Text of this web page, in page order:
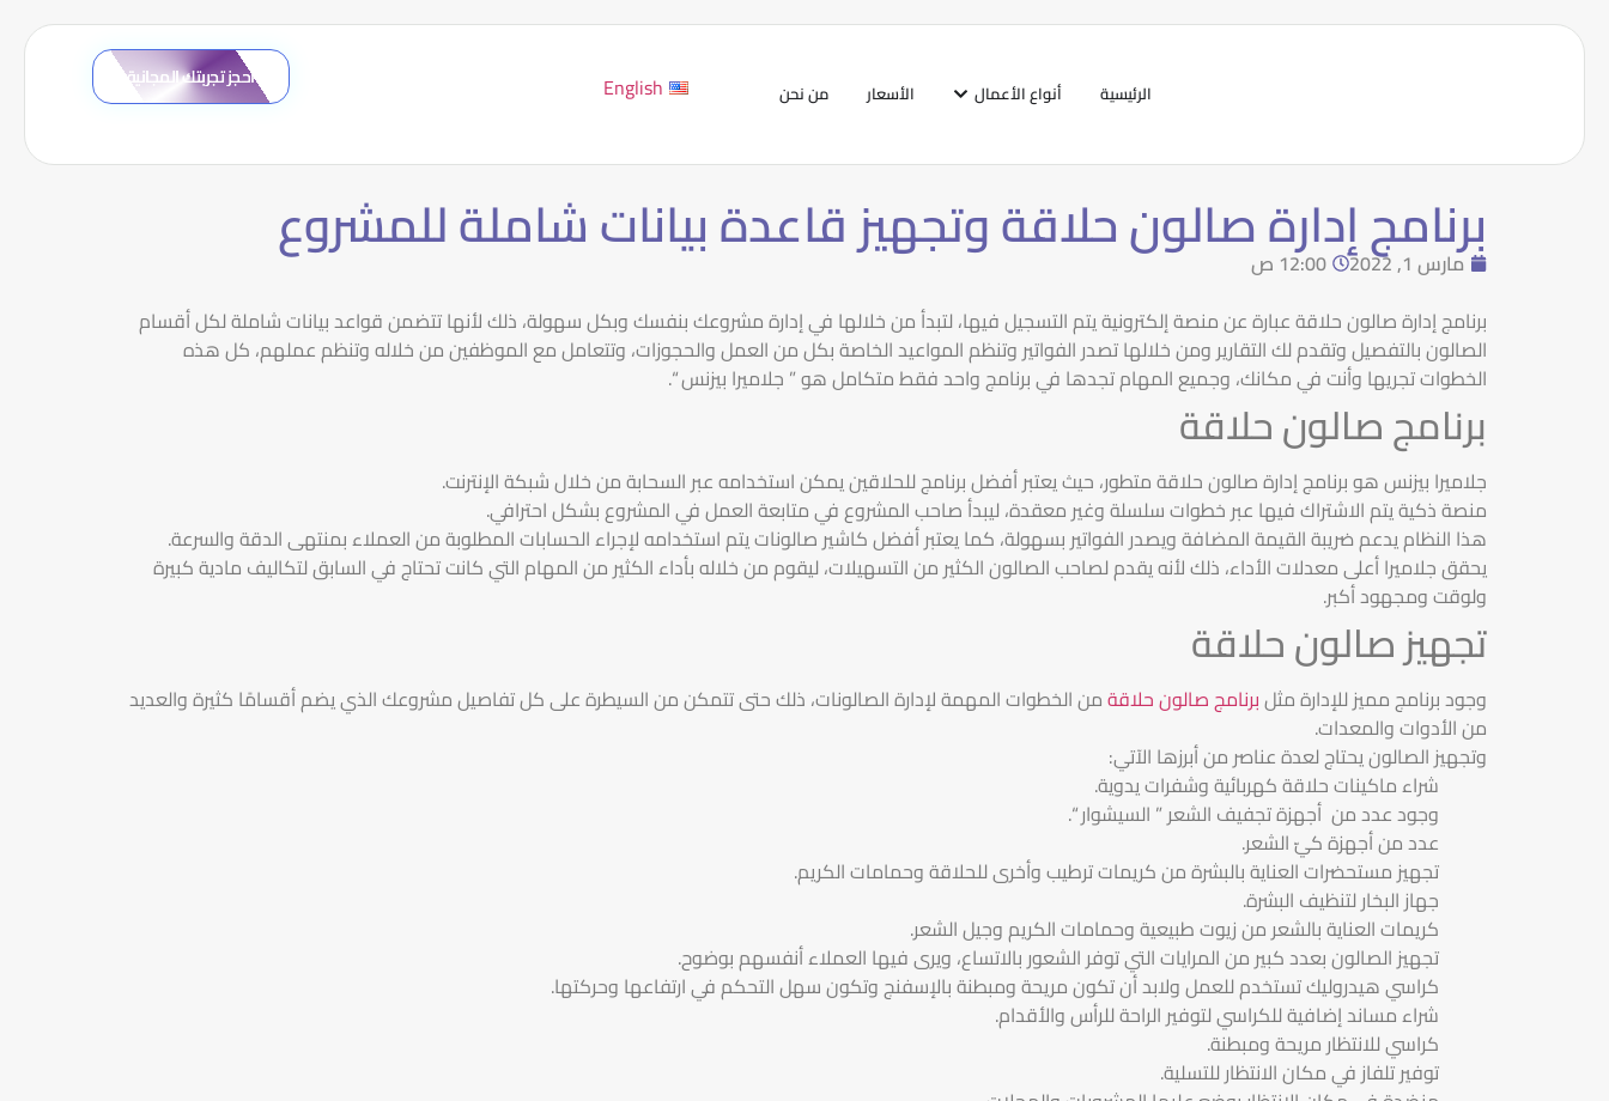
الرئيسية أنواع الأعمال الأسعار من نحن English احجز تجربتك المجانية
برنامج إدارة صالون حلاقة وتجهيز قاعدة بيانات شاملة للمشروع
مارس 1, 2022
12:00 ص
برنامج إدارة صالون حلاقة عبارة عن منصة إلكترونية يتم التسجيل فيها، لتبدأ من خلالها في إدارة مشروعك بنفسك وبكل سهولة، ذلك لأنها تتضمن قواعد بيانات شاملة لكل أقسام
الصالون بالتفصيل وتقدم لك التقارير ومن خلالها تصدر الفواتير وتنظم المواعيد الخاصة بكل من العمل والحجوزات، وتتعامل مع الموظفين من خلاله وتنظم عملهم، كل هذه
الخطوات تجريها وأنت في مكانك، وجميع المهام تجدها في برنامج واحد فقط متكامل هو ” جلاميرا بيزنس “.
برنامج صالون حلاقة
جلاميرا بيزنس هو برنامج إدارة صالون حلاقة متطور، حيث يعتبر أفضل برنامج للحلاقين يمكن استخدامه عبر السحابة من خلال شبكة الإنترنت.
منصة ذكية يتم الاشتراك فيها عبر خطوات سلسلة وغير معقدة، ليبدأ صاحب المشروع في متابعة العمل في المشروع بشكل احترافي.
هذا النظام يدعم ضريبة القيمة المضافة ويصدر الفواتير بسهولة، كما يعتبر أفضل كاشير صالونات يتم استخدامه لإجراء الحسابات المطلوبة من العملاء بمنتهى الدقة والسرعة.
يحقق جلاميرا أعلى معدلات الأداء، ذلك لأنه يقدم لصاحب الصالون الكثير من التسهيلات، ليقوم من خلاله بأداء الكثير من المهام التي كانت تحتاج في السابق لتكاليف مادية كبيرة
ولوقت ومجهود أكبر.
تجهيز صالون حلاقة
وجود برنامج مميز للإدارة مثلبرنامج صالون حلاقةمن الخطوات المهمة لإدارة الصالونات، ذلك حتى تتمكن من السيطرة على كل تفاصيل مشروعك الذي يضم أقسامًا كثيرة والعديد
من الأدوات والمعدات.
وتجهيز الصالون يحتاج لعدة عناصر من أبرزها الآتي:
شراء ماكينات حلاقة كهربائية وشفرات يدوية.
وجود عدد من أجهزة تجفيف الشعر ” السيشوار “.
عدد من أجهزة كيّ الشعر.
تجهيز مستحضرات العناية بالبشرة من كريمات ترطيب وأخرى للحلاقة وحمامات الكريم.
جهاز البخار لتنظيف البشرة.
كريمات العناية بالشعر من زيوت طبيعية وحمامات الكريم وجيل الشعر.
تجهيز الصالون بعدد كبير من المرايات التي توفر الشعور بالاتساع، ويرى فيها العملاء أنفسهم بوضوح.
كراسي هيدروليك تستخدم للعمل ولابد أن تكون مريحة ومبطنة بالإسفنج وتكون سهل التحكم في ارتفاعها وحركتها.
شراء مساند إضافية للكراسي لتوفير الراحة للرأس والأقدام.
كراسي للانتظار مريحة ومبطنة.
توفير تلفاز في مكان الانتظار للتسلية.